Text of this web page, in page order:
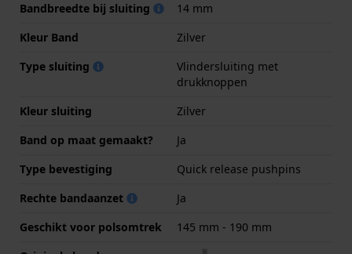
Bandbreedte bij sluiting
14 mm
Kleur Band
Zilver
Type sluiting
Vlindersluiting met
drukknoppen
Kleur sluiting
Zilver
Band op maat gemaakt?
Ja
Type bevestiging
Quick release pushpins
Rechte bandaanzet
Ja
Geschikt voor polsomtrek
145 mm - 190 mm